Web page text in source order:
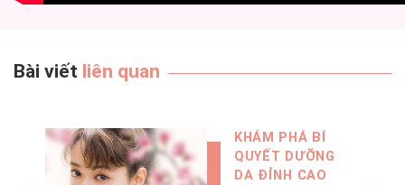
Bài viết liên quan
KHÁM PHÁ BÍ
QUYẾT DƯỠNG
DA ĐỈNH CAO